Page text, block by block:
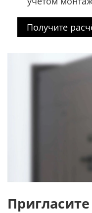
Получите